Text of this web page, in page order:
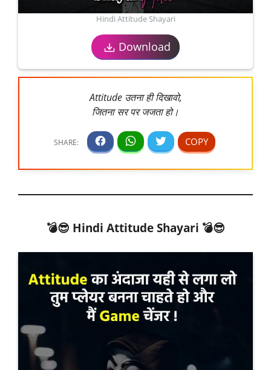
Hindi Attitude Shayari
Download
Attitude उतना ही दिखावो,
जितना सर पर जजता हो।
💣😎 Hindi Attitude Shayari 💣😎